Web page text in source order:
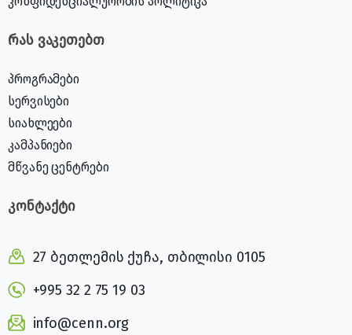
რას ვაკეთებთ
პროგრამები
სერვისები
სიახლეები
კამპანიები
მწვანე ცენტრები
კონტაქტი
27 ბეთლემის ქუჩა, თბილისი 0105
+995 32 2 75 19 03
info@cenn.org